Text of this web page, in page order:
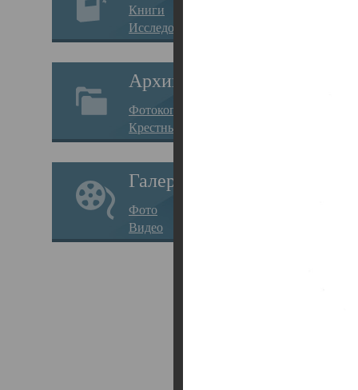
Книги
Исследования
Архив
Фотокопии дел
Крестные ходы
Галерея
Фото
Видео